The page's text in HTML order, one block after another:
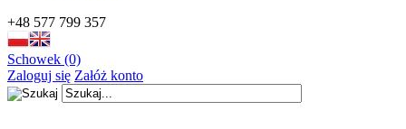
+48 577 799 357
Schowek (0)
Zaloguj się Załóż konto